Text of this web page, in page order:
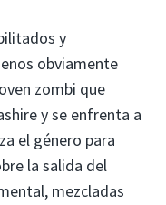
y
obviamente
zombi que
y se enfrenta a
el género para
la salida del
mezcladas